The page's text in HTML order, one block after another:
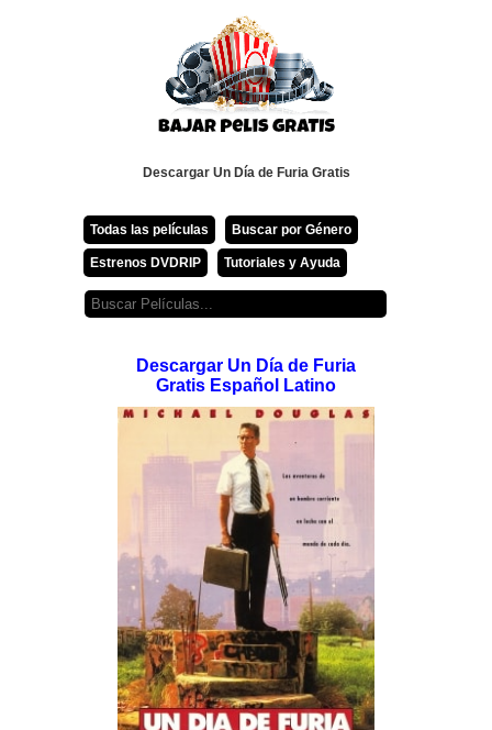
Descargar Un Día de Furia Gratis
Todas las películas Buscar por Género
Estrenos DVDRIP Tutoriales y Ayuda
Descargar Un Día de Furia
Gratis Español Latino